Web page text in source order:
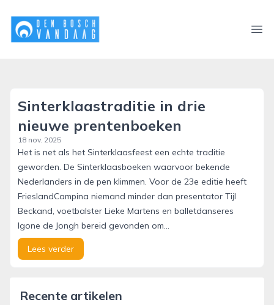
denboschvandaag.nl
Sinterklaastraditie in drie
nieuwe prentenboeken
18 nov. 2025
Het is net als het Sinterklaasfeest een echte traditie
geworden. De Sinterklaasboeken waarvoor bekende
Nederlanders in de pen klimmen. Voor de 23e editie heeft
FrieslandCampina niemand minder dan presentator Tijl
Beckand, voetbalster Lieke Martens en balletdanseres
Igone de Jongh bereid gevonden om...
Lees verder
Recente artikelen